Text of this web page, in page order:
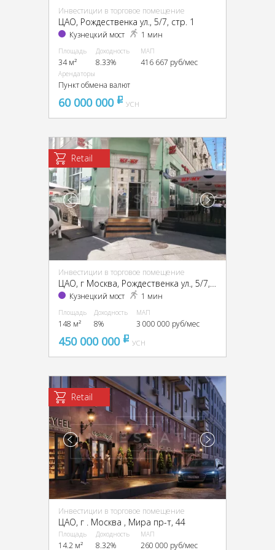
Инвестиции в торговое помещение
ЦАО, Рождественка ул., 5/7, стр. 1
Кузнецкий мост 1 мин
Площадь
34 м²
Доходность
8.33%
МАП
416 667 руб/мес
Арендаторы
Пункт обмена валют
60 000 000 pуб
УСН
Retail
Инвестиции в торговое помещение
ЦАО, г Москва, Рождественка ул., 5/7, стр. 2
Кузнецкий мост 1 мин
Площадь
148 м²
Доходность
8%
МАП
3 000 000 руб/мес
450 000 000 pуб
УСН
Retail
Инвестиции в торговое помещение
ЦАО, г . Москва , Мира пр-т, 44
Площадь
14.2 м²
Доходность
8.32%
МАП
260 000 руб/мес